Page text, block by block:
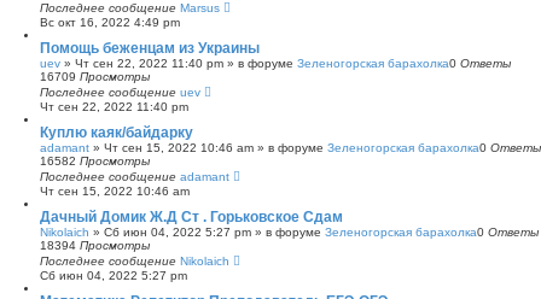
Последнее сообщение Marsus
Вс окт 16, 2022 4:49 pm
Помощь беженцам из Украины
uev » Чт сен 22, 2022 11:40 pm » в форуме Зеленогорская барахолка0 Ответы
16709 Просмотры
Последнее сообщение uev
Чт сен 22, 2022 11:40 pm
Куплю каяк/байдарку
adamant » Чт сен 15, 2022 10:46 am » в форуме Зеленогорская барахолка0 Ответы
16582 Просмотры
Последнее сообщение adamant
Чт сен 15, 2022 10:46 am
Дачный Домик Ж.Д Ст . Горьковское Сдам
Nikolaich » Сб июн 04, 2022 5:27 pm » в форуме Зеленогорская барахолка0 Ответы
18394 Просмотры
Последнее сообщение Nikolaich
Сб июн 04, 2022 5:27 pm